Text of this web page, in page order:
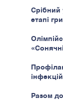
Срібний
етапі
інфекцій
Разом